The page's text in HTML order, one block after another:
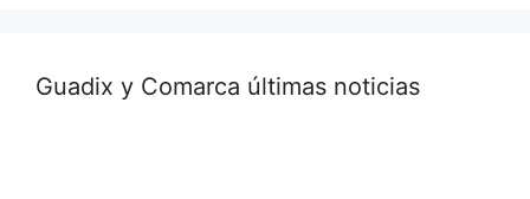
Guadix y Comarca últimas noticias